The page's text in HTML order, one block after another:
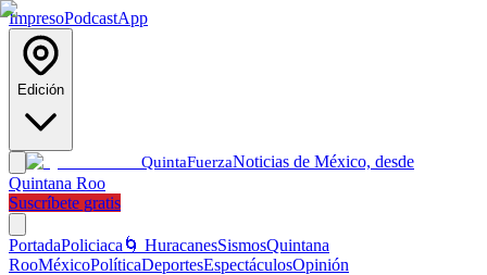
ImpresoPodcastApp
Edición
QuintaFuerzaNoticias de México, desde
Quintana Roo
Suscríbete gratis
PortadaPoliciaca 🌀 HuracanesSismosQuintana
RooMéxicoPolíticaDeportesEspectáculosOpinión